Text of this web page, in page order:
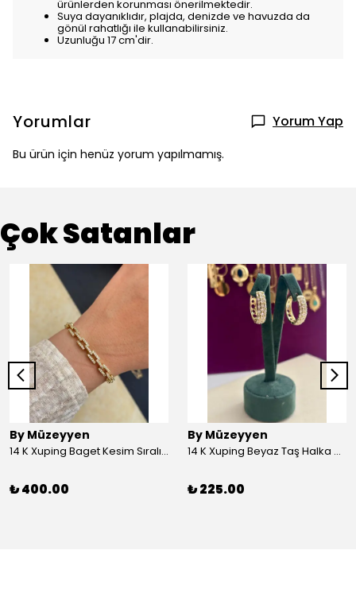
ürünlerden korunması önerilmektedir.
Suya dayanıklıdır, plajda, denizde ve havuzda da
gönül rahatlığı ile kullanabilirsiniz.
Uzunluğu 17 cm'dir.
Yorumlar Yorum Yap
Bu ürün için henüz yorum yapılmamış.
Çok Satanlar
By Müzeyyen
14 K Xuping Baget Kesim Sıralı Bileklik
₺ 400.00
By Müzeyyen
14 K Xuping Beyaz Taş Halka Küpe
₺ 225.00